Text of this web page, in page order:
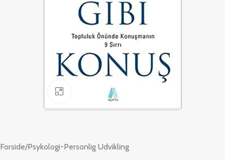
Klik for at forstørre
Forside/Psykologi-Personlig Udvikling